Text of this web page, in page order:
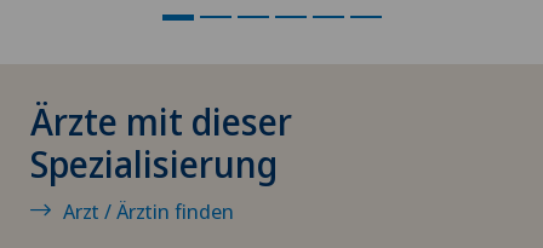
Kynotherapie – Hundetherapie
Labor
Ärzte mit dieser
Spezialisierung
Arzt / Ärztin finden